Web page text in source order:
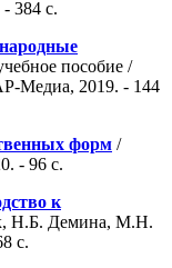
384 с.
пособие /
Медиа, 2019. - 144
форм /
- 96 с.
к
Н.Б. Демина, М.Н.
с.